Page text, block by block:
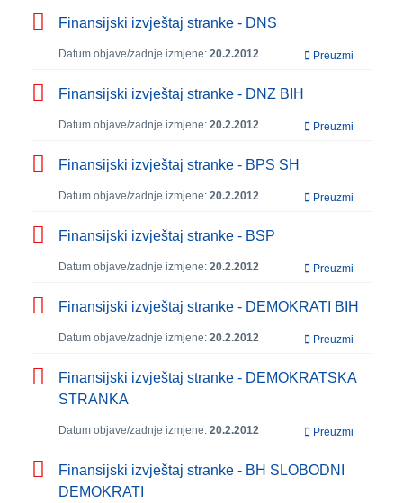
Finansijski izvještaj stranke - DNS
Datum objave/zadnje izmjene: 20.2.2012 Preuzmi
Finansijski izvještaj stranke - DNZ BIH
Datum objave/zadnje izmjene: 20.2.2012 Preuzmi
Finansijski izvještaj stranke - BPS SH
Datum objave/zadnje izmjene: 20.2.2012 Preuzmi
Finansijski izvještaj stranke - BSP
Datum objave/zadnje izmjene: 20.2.2012 Preuzmi
Finansijski izvještaj stranke - DEMOKRATI BIH
Datum objave/zadnje izmjene: 20.2.2012 Preuzmi
Finansijski izvještaj stranke - DEMOKRATSKA
STRANKA
Datum objave/zadnje izmjene: 20.2.2012 Preuzmi
Finansijski izvještaj stranke - BH SLOBODNI
DEMOKRATI